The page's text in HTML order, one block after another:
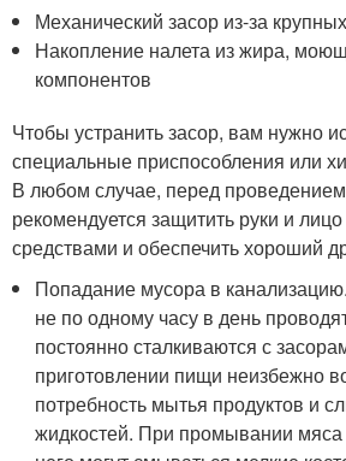
Механический засор из-за
Накопление налета из жира,
компонентов
Чтобы устранить засор, вам нужно
специальные приспособления или
В любом случае, перед
рекомендуется защитить руки и
средствами и обеспечить хороший
Попадание мусора в
не по одному часу в день
постоянно сталкиваются с
приготовлении пищи неизбежно
потребность мытья продуктов и
жидкостей. При промывании мяса